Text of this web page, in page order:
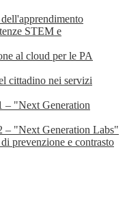
STEM e
al cloud per le PA
cittadino nei servizi
– "Next Generation
– "Next Generation Labs"
prevenzione e contrasto